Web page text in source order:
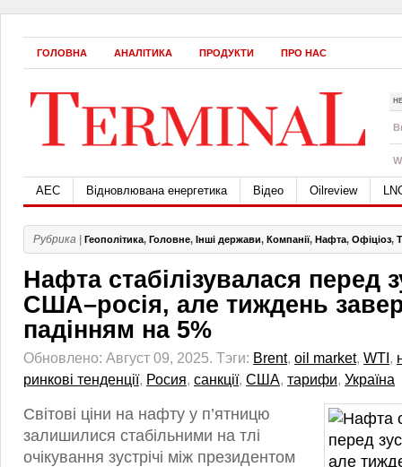
ГОЛОВНА АНАЛІТИКА ПРОДУКТИ ПРО НАС
АЕС Відновлювана енергетика Відео Oilreview
Рубрика | Геополітика, Головне, Інші держави, Компанії, Нафта, Офіціоз,
Нафта стабілізувалася перед
США–росія, але тиждень
падінням на 5%
Обновлено: Август 09, 2025. Тэги: Brent, oil market, WTI,
ринкові тенденції, Росия, санкції, США, тарифи, Україна
Світові ціни на нафту у п’ятницю
залишилися стабільними на тлі
очікування зустрічі між президентом